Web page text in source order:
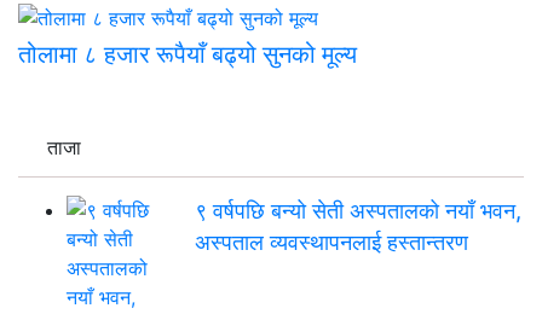
तोलामा ८ हजार रूपैयाँ बढ्यो सुनको मूल्य
ताजा
९ वर्षपछि बन्यो सेती अस्पतालको नयाँ भवन,
अस्पताल व्यवस्थापनलाई हस्तान्तरण